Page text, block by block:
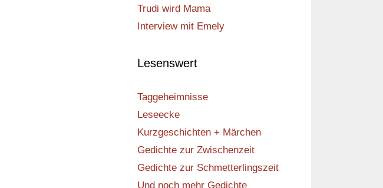
Trudi wird Mama
Interview mit Emely
Lesenswert
Taggeheimnisse
Leseecke
Kurzgeschichten + Märchen
Gedichte zur Zwischenzeit
Gedichte zur Schmetterlingszeit
Und noch mehr Gedichte